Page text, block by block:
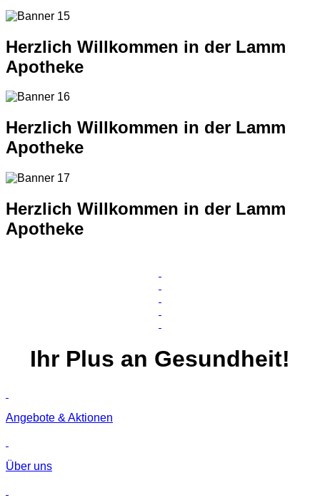
Herzlich Willkommen in der Lamm
Apotheke
Herzlich Willkommen in der Lamm
Apotheke
Herzlich Willkommen in der Lamm
Apotheke
Ihr Plus an Gesundheit!
Angebote & Aktionen
Über uns